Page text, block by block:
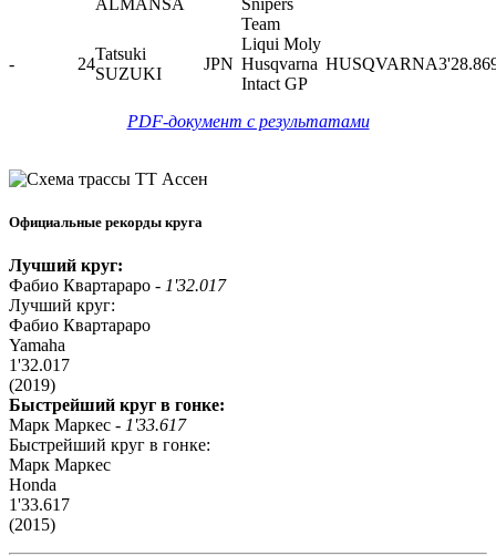
Team
- 24
Tatsuki
SUZUKI
JPN
Liqui Moly
Husqvarna
Intact GP
HUSQVARNA
PDF-документ с результатами
Официальные рекорды круга
Лучший круг:
Фабио Квартараро - 1'32.017
Лучший круг:
Фабио Квартараро
Yamaha
1'32.017
(2019)
Быстрейший круг в гонке:
Марк Маркес - 1'33.617
Быстрейший круг в гонке:
Марк Маркес
Honda
1'33.617
(2015)